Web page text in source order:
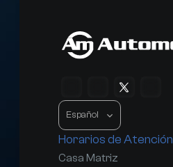
Casa Matriz
Horarios de Atención
Select Language
Español